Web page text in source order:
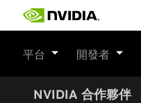
平台 開發者
NVIDIA 合作夥伴